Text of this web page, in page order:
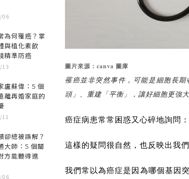
圖片來源： canva 圖庫
罹癌並非突然事件，可能是細胞長
頭」、重建「平衡」，讓好細胞更強
癌症病患常常困惑又心碎地詢問
這樣的疑問很自然，也反映出我
我們常以為癌症是因為哪個基因
06
為何罹癌？掌
與植化素飲
精準防癌
13
盧蘇偉：5 個
離再婚家庭的
11
卻總被誤解？
大師：5 個關
方能聽得進
06